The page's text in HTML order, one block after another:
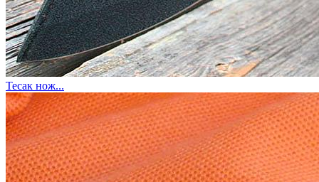
Тесак нож...